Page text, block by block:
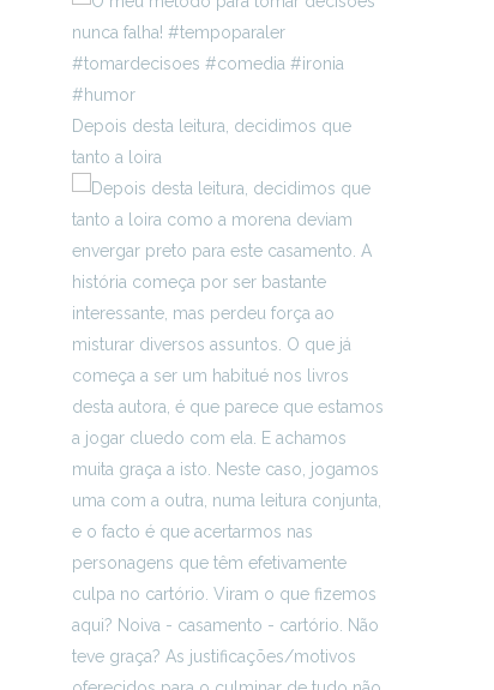
Depois desta leitura, decidimos que
tanto a loira